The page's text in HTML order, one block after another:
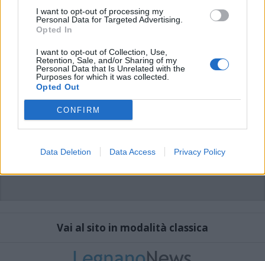
I want to opt-out of processing my
Personal Data for Targeted Advertising.
Opted In
I want to opt-out of Collection, Use,
Retention, Sale, and/or Sharing of my
Personal Data that Is Unrelated with the
Purposes for which it was collected.
Opted Out
CONFIRM
Data Deletion Data Access Privacy Policy
Vai al sito in modalità classica